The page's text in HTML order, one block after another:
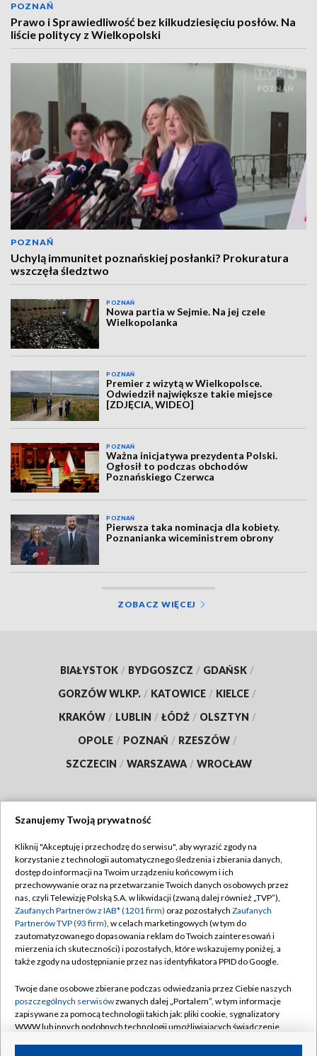
POZNAŃ
Prawo i Sprawiedliwość bez kilkudziesięciu posłów. Na
liście politycy z Wielkopolski
POZNAŃ
Uchylą immunitet poznańskiej posłanki? Prokuratura
wszczęła śledztwo
POZNAŃ
Nowa partia w Sejmie. Na jej czele
Wielkopolanka
POZNAŃ
Premier z wizytą w Wielkopolsce.
Odwiedził największe takie miejsce
[ZDJĘCIA, WIDEO]
POZNAŃ
Ważna inicjatywa prezydenta Polski.
Ogłosił to podczas obchodów
Poznańskiego Czerwca
POZNAŃ
Pierwsza taka nominacja dla kobiety.
Poznanianka wiceministrem obrony
ZOBACZ WIĘCEJ
BIAŁYSTOK / BYDGOSZCZ / GDAŃSK /
GORZÓW WLKP. / KATOWICE / KIELCE /
KRAKÓW / LUBLIN / ŁÓDŹ / OLSZTYN /
OPOLE / POZNAŃ / RZESZÓW /
SZCZECIN / WARSZAWA / WROCŁAW
TVP
Abonament TVP
Emisja w TVP
Centrum informacji TVP
Naziemna Telewizja Cyfrowa
Rada Programowa
System NOS
Informacje o nadawcy
Regulamin TVP
Polityka prywatności
Moje zgody
Pomoc
Kontakt
Kanały
Szanujemy Twoją prywatność
Kliknij "Akceptuję i przechodzę do serwisu", aby wyrazić zgody na
korzystanie z technologii automatycznego śledzenia i zbierania danych,
dostęp do informacji na Twoim urządzeniu końcowym i ich
przechowywanie oraz na przetwarzanie Twoich danych osobowych przez
nas, czyli Telewizję Polską S.A. w likwidacji (zwaną dalej również „TVP”),
Zaufanych Partnerów z IAB* (1201 firm) oraz pozostałych Zaufanych
Partnerów TVP (93 firm), w celach marketingowych (w tym do
zautomatyzowanego dopasowania reklam do Twoich zainteresowań i
mierzenia ich skuteczności) i pozostałych, które wskazujemy poniżej, a
także zgody na udostępnianie przez nas identyfikatora PPID do Google.
Twoje dane osobowe zbierane podczas odwiedzania przez Ciebie naszych
poszczególnych serwisówzwanych dalej „Portalem”, w tym informacje
zapisywane za pomocą technologii takich jak: pliki cookie, sygnalizatory
WWW lub innych podobnych technologii umożliwiających świadczenie